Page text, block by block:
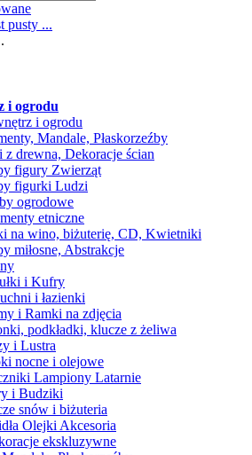
pusty ...
i ogrodu
i ogrodu
Mandale, Płaskorzeźby
z drewna, Dekoracje ścian
figury Zwierząt
figurki Ludzi
ogrodowe
etniczne
na wino, biżuterię, CD, Kwietniki
miłosne, Abstrakcje
i Kufry
i łazienki
i Ramki na zdjęcia
podkładki, klucze z żeliwa
i Lustra
nocne i olejowe
Lampiony Latarnie
i Budziki
snów i biżuteria
Olejki Akcesoria
ekskluzywne